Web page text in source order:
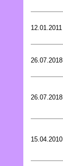
12.01.2011
26.07.2018
26.07.2018
15.04.2010